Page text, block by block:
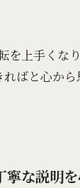
を上手くな
ばと心か
な説明を